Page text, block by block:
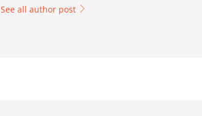
See all author post